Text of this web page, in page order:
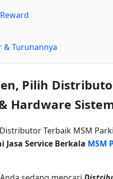
& Turunannya
Pilih
Hardware
Service Berkala MSM